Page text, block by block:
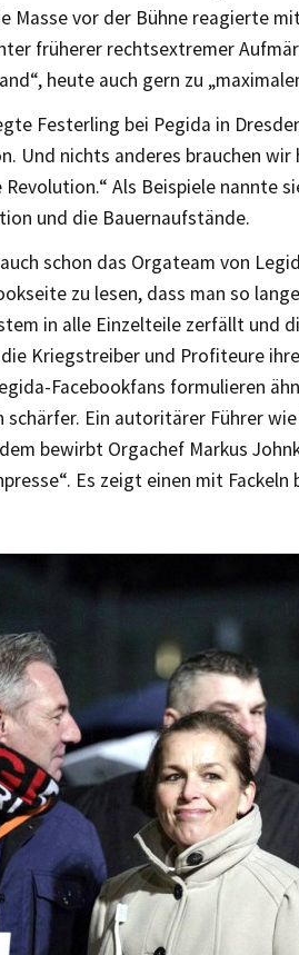
Masse vor der Bühne reagierte
früherer rechtsextremer
heute auch gern zu
Festerling bei Pegida in
Und nichts anderes brauchen
Als Beispiele nannte
und die Bauernaufstände.
schon das Orgateam von
zu lesen, dass man so
in alle Einzelteile zerfällt und
Kriegstreiber und Profiteure
Facebookfans formulieren
schärfer. Ein autoritärer Führer
bewirbt Orgachef Markus
Es zeigt einen mit